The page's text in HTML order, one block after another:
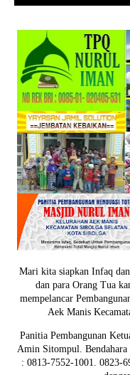
Mari kita siapkan Infaq
dan para Orang Tua
mempelancar
Aek Manis
Panitia Pembangunan
Amin Sitompul. Bendahara
: 0813-7552-1001. 0823-